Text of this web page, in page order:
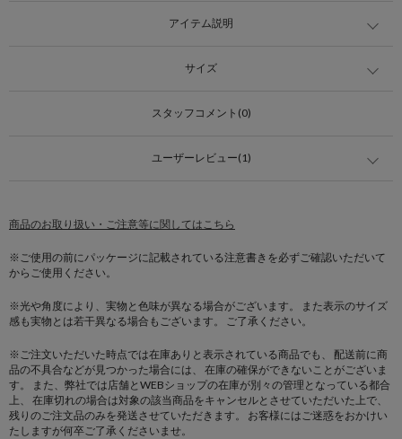
アイテム説明
サイズ
スタッフコメント(0)
ユーザーレビュー(1)
商品のお取り扱い・ご注意等に関してはこちら
※ご使用の前にパッケージに記載されている注意書きを必ずご確認いただいて
からご使用ください。
※光や角度により、実物と色味が異なる場合がございます。
また表示のサイズ
感も実物とは若干異なる場合もございます。 ご了承ください。
※ご注文いただいた時点では在庫ありと表示されている商品でも、
配送前に商
品の不具合などが見つかった場合には、
在庫の確保ができないことがございま
す。
また、弊社では店舗とWEBショップの在庫が別々の管理となっている都合
上、
在庫切れの場合は対象の該当商品をキャンセルとさせていただいた上で、
残りのご注文品のみを発送させていただきます。
お客様にはご迷惑をおかけい
たしますが何卒ご了承くださいませ。